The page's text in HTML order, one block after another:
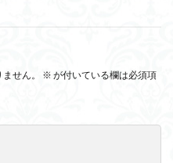
せん。 ※ が付いている欄は必須項